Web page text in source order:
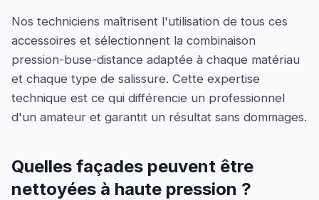
Nos techniciens maîtrisent l'utilisation de tous ces
accessoires et sélectionnent la combinaison
pression-buse-distance adaptée à chaque matériau
et chaque type de salissure. Cette expertise
technique est ce qui différencie un professionnel
d'un amateur et garantit un résultat sans dommages.
Quelles façades peuvent être
nettoyées à haute pression ?